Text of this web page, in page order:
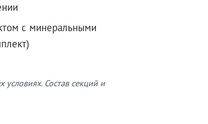
с минеральными
Состав секций и